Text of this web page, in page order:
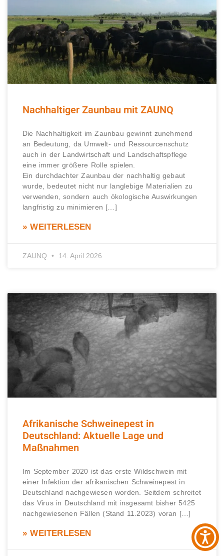
Nachhaltiger Zaunbau mit ZAUNQ
Die Nachhaltigkeit im Zaunbau gewinnt zunehmend
an Bedeutung, da Umwelt- und Ressourcenschutz
auch in der Landwirtschaft und Landschaftspflege
eine immer größere Rolle spielen.
Ein durchdachter Zaunbau der nachhaltig gebaut
wurde, bedeutet nicht nur langlebige Materialien zu
verwenden, sondern auch ökologische Auswirkungen
langfristig zu minimieren […]
» WEITERLESEN
ZAUNQ 14. April 2026
Afrikanische Schweinepest in
Deutschland: Aktuelle Lage und
Maßnahmen
Im September 2020 ist das erste Wildschwein mit
einer Infektion der afrikanischen Schweinepest in
Deutschland nachgewiesen worden. Seitdem schreitet
das Virus in Deutschland mit insgesamt bisher 5425
nachgewiesenen Fällen (Stand 11.2023) voran […]
» WEITERLESEN